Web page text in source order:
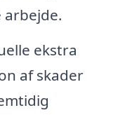
ekstra
af skader